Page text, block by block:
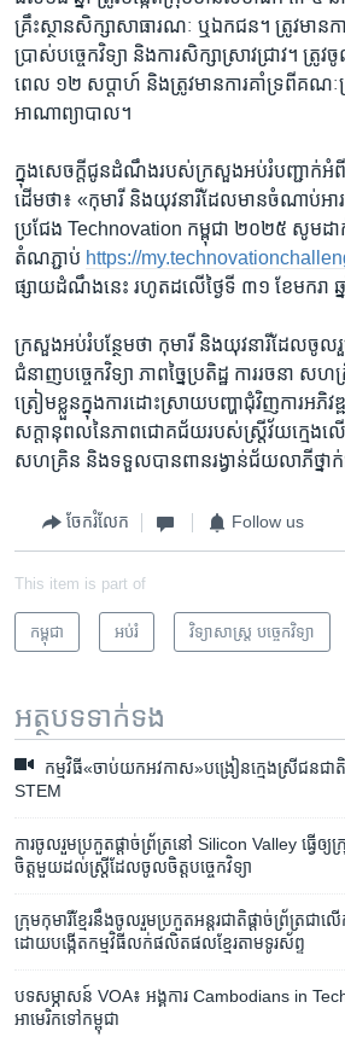
គ្រឹះស្ថានសិក្សា​សាធារណៈ ឬឯកជន។ ត្រូវ​មាន​ការ​ប្
ប្រាស់​បច្ចេក​វិទ្យា និង​ការ​សិក្សា​ស្រាវជ្រាវ។ ត្រូ
ពេល​ ១២​ សប្តាហ៍ និង​ត្រូវ​មាន​ការ​គាំទ្រ​ពី​គណ
អាណា​ព្យាបាល​។
ក្នុង​សេចក្តី​ជូន​ដំណឹង​របស់​ក្រសួង​អប់រំ​បញ្ជាក់​អំពី​
ដើម​ថា៖ «កុមារី និង​យុវនារី​ដែល​មាន​ចំណាប់​អ
ប្រជែង​ Technovation កម្ពុជា​ ២០២៥ សូម​ដា
តំណភ្ជាប់ https://
ផ្សាយ​ដំណឹង​នេះ រហូត​ដលើថ្ងៃទី​ ៣១ ខែមករា
ក្រសួង​អប់រំ​បន្ថែម​ថា កុមារី និងយុវនារី​ដែល​ចូល
ជំនាញ​បច្ចេកវិទ្យា ភាពច្នៃប្រតិដ្ឋ​ ការរចនា
ត្រៀមខ្លួន​ក្នុងការ​ដោះស្រាយ​បញ្ហាជុំវិញ​ការ​អ
សក្តានុពល​នៃ​ភាព​ជោគជ័យរបស់​ស្រ្តីវ័យក្មេង​លើ​ផ្
សហគ្រិន និង​ទទួល​បាន​ពាន​រង្វាន់ជ័យ​លាភី​ថ្នា
ចែករំលែក Follow us
This item is part of
កម្ពុជា អប់រំ វិទ្យាសាស្ត្រ បច្ចេកវិទ្យា
អត្ថបទ​ទាក់ទង
កម្មវិធី​«ចាប់យក​អវកាស»​បង្រៀន​ក្មេងស្រី​ជនជាតិ​
STEM​
ការ​ចូល​រួម​ប្រកួត​ផ្តាច់​ព្រ័ត្រ​​នៅ Silicon Valley ធ្វើ​ឲ្យ​ក្រុ
ចិត្ត​មួយ​ដល់​ស្ត្រី​ដែល​ចូលចិត្ត​បច្ចេកវិទ្យា
ក្រុម​កុមារី​ខ្មែរ​នឹង​ចូល​រួម​ប្រកួត​​អន្តរជាតិ​ផ្ដាច់ព្រ័ត្រ​ជ
ដោយ​បង្កើត​កម្មវិធី​លក់​ផលិតផល​ខ្មែរ​តាម​ទូរស័ព្ទ
បទ​សម្ភាសន៍ VOA៖ អង្គការ Cambodians in Tech
អាមេរិក​ទៅ​​កម្ពុជា